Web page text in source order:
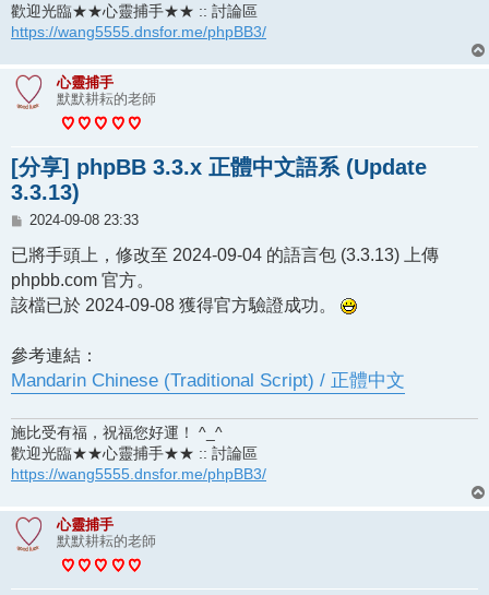
歡迎光臨★★心靈捕手★★ :: 討論區
https://wang5555.dnsfor.me/phpBB3/
心靈捕手
默默耕耘的老師
[分享] phpBB 3.3.x 正體中文語系 (Update
3.3.13)
文
2024-09-08 23:33
已將手頭上，修改至 2024-09-04 的語言包 (3.3.13) 上傳
phpbb.com 官方。
該檔已於 2024-09-08 獲得官方驗證成功。
參考連結：
Mandarin Chinese (Traditional Script) / 正體中文
施比受有福，祝福您好運！ ^_^
歡迎光臨★★心靈捕手★★ :: 討論區
https://wang5555.dnsfor.me/phpBB3/
心靈捕手
默默耕耘的老師